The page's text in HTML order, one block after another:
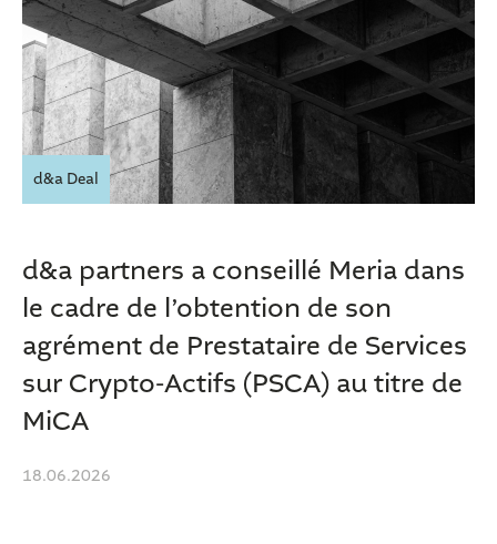
d&a Deal
d&a partners a conseillé Meria dans
le cadre de l’obtention de son
agrément de Prestataire de Services
sur Crypto-Actifs (PSCA) au titre de
MiCA
18.06.2026